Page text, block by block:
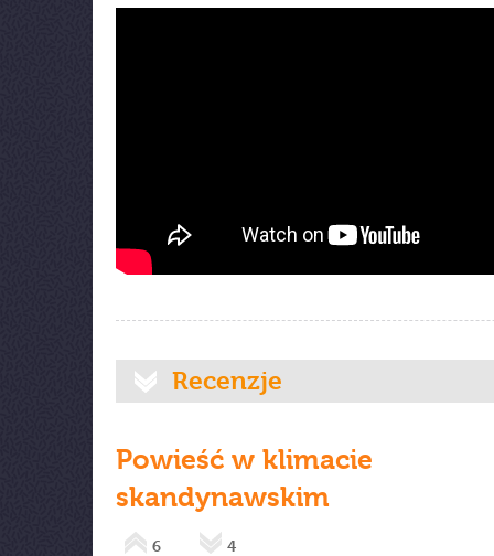
Recenzje
Powieść w klimacie
skandynawskim
6 4